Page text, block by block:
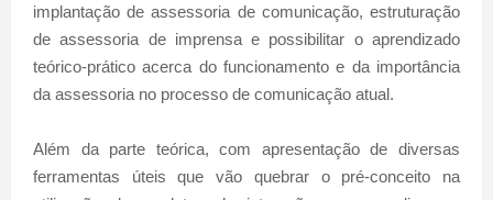
implantação de assessoria de comunicação, estruturação
de assessoria de imprensa e possibilitar o aprendizado
teórico-prático acerca do funcionamento e da importância
da assessoria no processo de comunicação atual.
Além da parte teórica, com apresentação de diversas
ferramentas úteis que vão quebrar o pré-conceito na